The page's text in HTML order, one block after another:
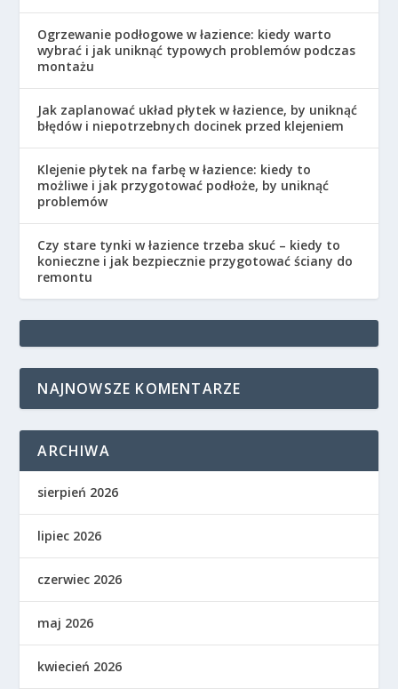
Ogrzewanie podłogowe w łazience: kiedy warto
wybrać i jak uniknąć typowych problemów podczas
montażu
Jak zaplanować układ płytek w łazience, by uniknąć
błędów i niepotrzebnych docinek przed klejeniem
Klejenie płytek na farbę w łazience: kiedy to
możliwe i jak przygotować podłoże, by uniknąć
problemów
Czy stare tynki w łazience trzeba skuć – kiedy to
konieczne i jak bezpiecznie przygotować ściany do
remontu
NAJNOWSZE KOMENTARZE
ARCHIWA
sierpień 2026
lipiec 2026
czerwiec 2026
maj 2026
kwiecień 2026